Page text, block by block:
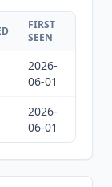
FIRST
SEEN
2026-
06-01
2026-
06-01